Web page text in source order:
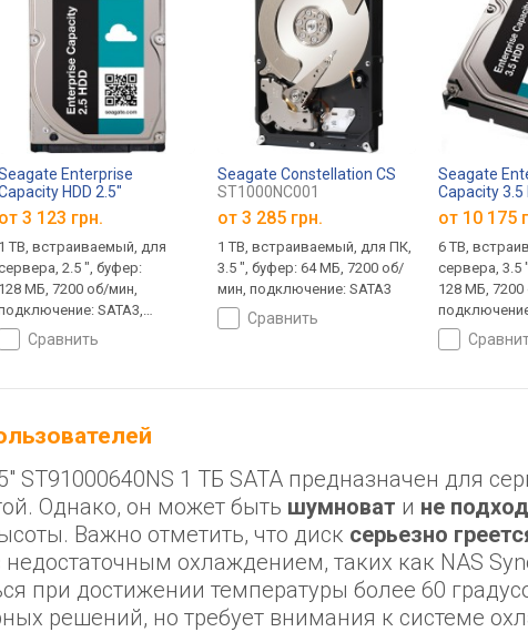
Enterprise
HDD 2.5"
ST1000NX0423
от 3 123 грн.
1 TB, встраиваемый, для
2.5 ", буфер:
128 МБ, 7200 об/мин,
SATA3,
5 лет
сравнить
Seagate Constellation CS
ST1000NC001
от3 285 грн.
1 TB, встраиваемый, для ПК,
3.5 ", буфер: 64 МБ, 7200 об/
мин, подключение: SATA3
сравнить
Seagate
Capacity 3.5
от 10 175
6 TB,
сервера, 3.5
128 МБ,
5 лет
ST91000640NS 1 ТБ SATA предназначен для
Однако, он может быть шумноват и не
Важно отметить, что диск серьезно
охлаждением, таких как NAS
при достижении температуры более 60
решений, но требует внимания к системе